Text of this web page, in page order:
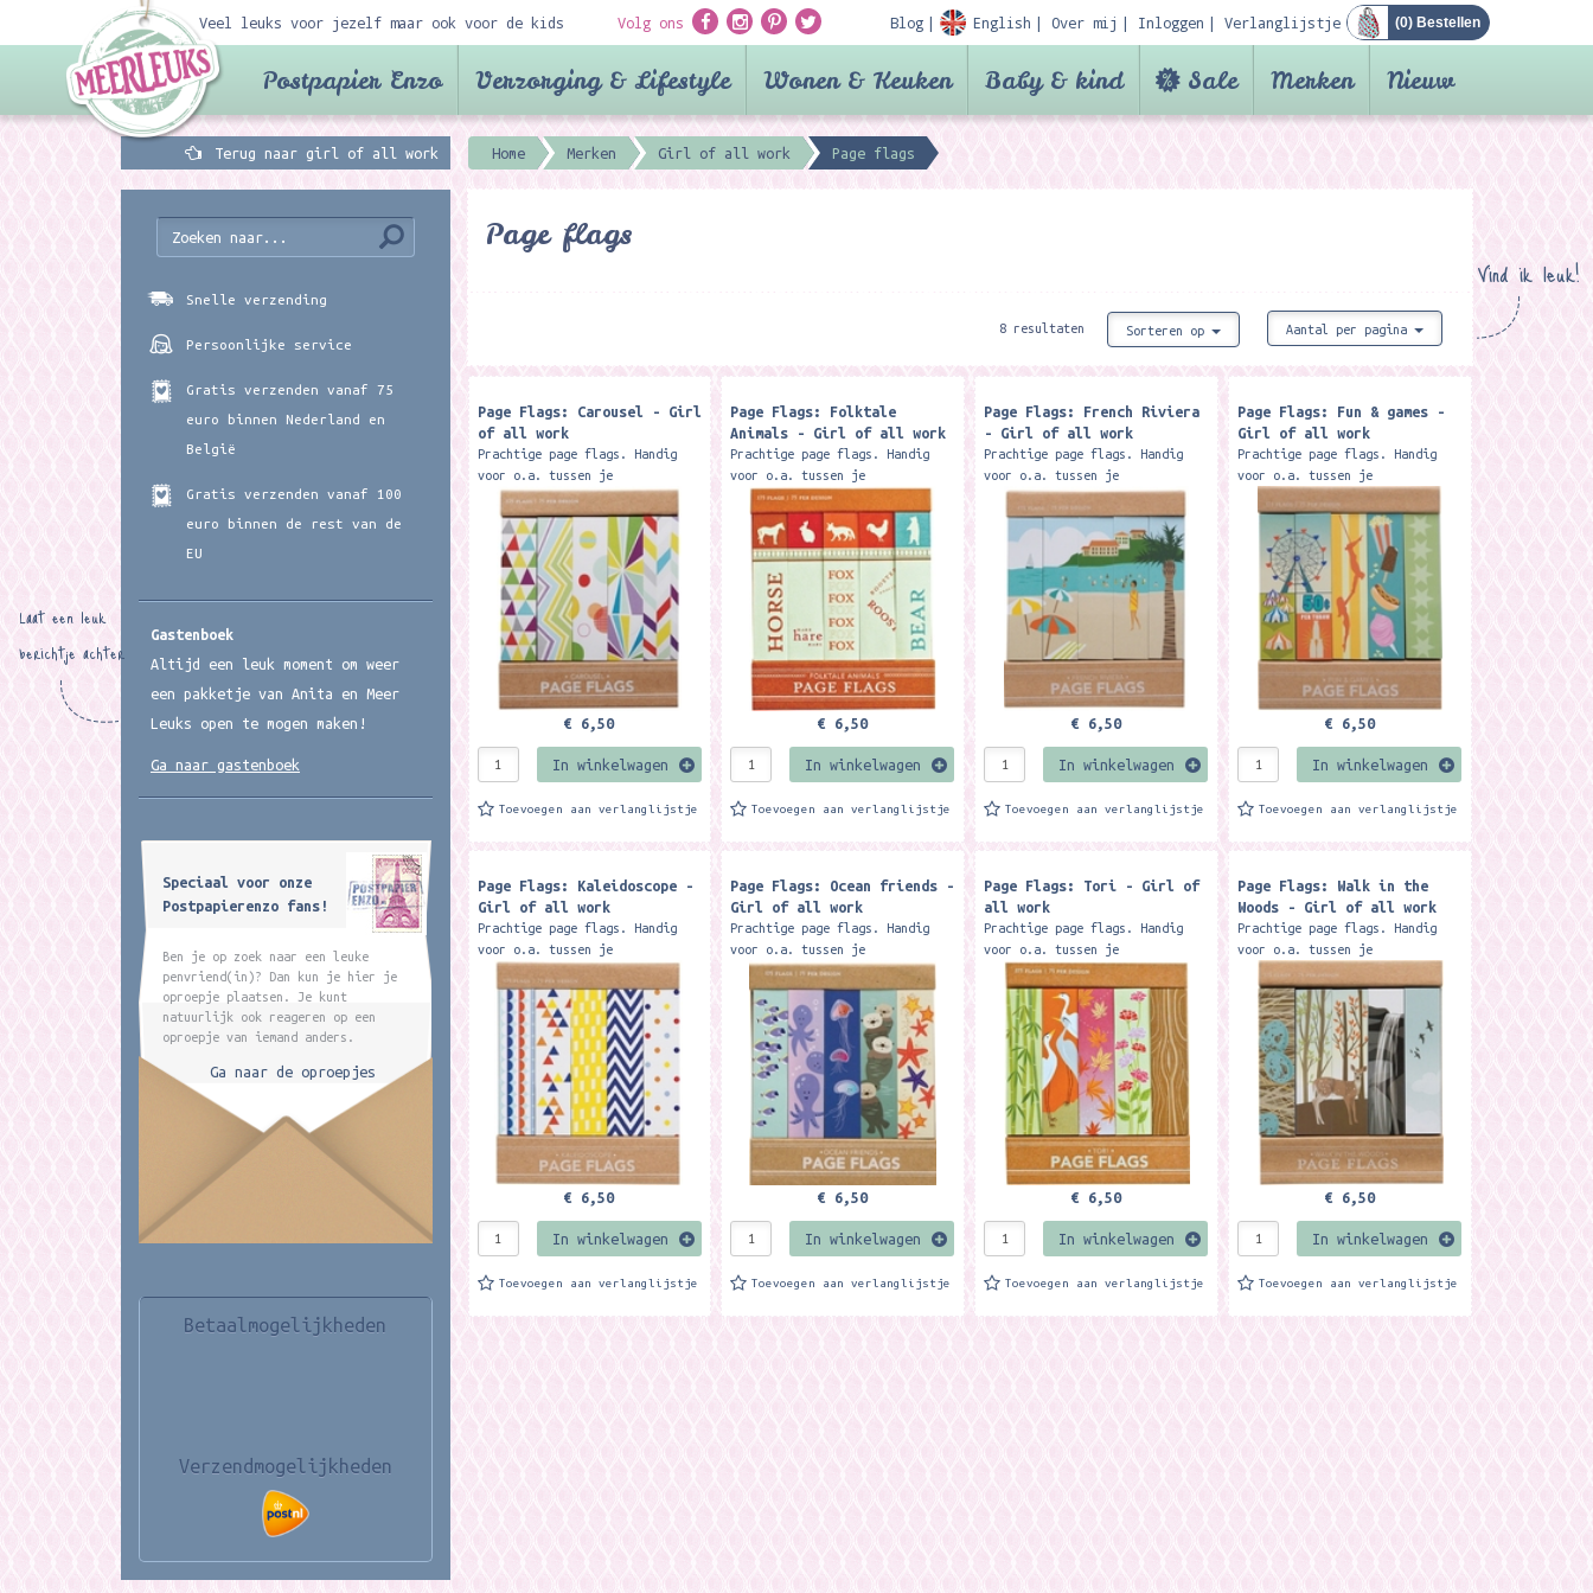
Veel leuks voor jezelf maar ook voor de kids Volg ons Blog English Over mij Inloggen Verlanglijstje (0) Bestellen
Postpapier Enzo Verzorging & Lifestyle Wonen & Keuken Baby & kind Sale Merken Nieuw
Terug naar girl of all work Home Merken Girl of all work Page flags
Vind ik leuk!
Page flags
8 resultaten Sorteren op Aantal per pagina
Page Flags: Carousel - Girl
of all work
Prachtige page flags. Handig
voor o.a. tussen je
schoolboeken, tijdschriften en
documenten. In een pakketje
zitten 5 designs en in totaal
375...
€ 6,50
In winkelwagen
Toevoegen aan verlanglijstje
Page Flags: Folktale
Animals - Girl of all work
Prachtige page flags. Handig
voor o.a. tussen je
schoolboeken, tijdschriften en
documenten. In een pakketje
zitten 5 designs en in totaal
375...
€ 6,50
In winkelwagen
Toevoegen aan verlanglijstje
Page Flags: French Riviera
- Girl of all work
Prachtige page flags. Handig
voor o.a. tussen je
schoolboeken, tijdschriften en
documenten. In een pakketje
zitten 5 designs en in totaal
€ 6,50
In winkelwagen
Toevoegen aan verlanglijstje
Page Flags: Fun & games -
Girl of all work
Prachtige page flags. Handig
voor o.a. tussen je
documenten. In een pakketje
zitten 5 designs en in totaal
375...
€ 6,50
In winkelwagen
Toevoegen aan verlanglijstje
Page Flags: Kaleidoscope -
Girl of all work
Prachtige page flags. Handig
voor o.a. tussen je
schoolboeken, tijdschriften en
documenten. In een pakketje
zitten 5 designs en in totaal
375...
€ 6,50
In winkelwagen
Toevoegen aan verlanglijstje
Page Flags: Ocean friends -
Girl of all work
Prachtige page flags. Handig
voor o.a. tussen je
schoolboeken, tijdschriften en
documenten. In een pakketje
zitten 5 designs en in totaal
375...
€ 6,50
In winkelwagen
Toevoegen aan verlanglijstje
Page Flags: Tori - Girl of
all work
Prachtige page flags. Handig
voor o.a. tussen je
schoolboeken, tijdschriften en
documenten. In een pakketje
zitten 5 designs en in totaal
375...
€ 6,50
In winkelwagen
Toevoegen aan verlanglijstje
Page Flags: Walk in the
Woods - Girl of all work
Prachtige page flags. Handig
voor o.a. tussen je
documenten. In een pakketje
zitten 5 designs en in totaal
375...
€ 6,50
In winkelwagen
Toevoegen aan verlanglijstje
Snelle verzending
Persoonlijke service
Gratis verzenden vanaf 75
euro binnen Nederland en
België
Gratis verzenden vanaf 100
euro binnen de rest van de
EU
Gastenboek
Altijd een leuk moment om weer
een pakketje van Anita en Meer
Leuks open te mogen maken!
Laat een leuk
berichtje achter
Ga naar gastenboek
Speciaal voor onze
Postpapierenzo fans!
Ben je op zoek naar een leuke
penvriend(in)? Dan kun je hier je
oproepje plaatsen. Je kunt
natuurlijk ook reageren op een
oproepje van iemand anders.
Ga naar de oproepjes
Betaalmogelijkheden
Verzendmogelijkheden